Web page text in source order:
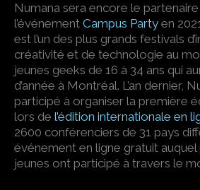
Numana sera encore le
l’événement Campus Party en
est l’un des plus grands festivals
créativité et de technologie au
jeunes geeks de 16 à 34 ans qui
d’année à Montréal. L’an dernier,
participé à organiser la première
lors de l’édition internationale en
2600 conférenciers de 31 pays
événement en ligne gratuit auquel
jeunes ont participé à travers le